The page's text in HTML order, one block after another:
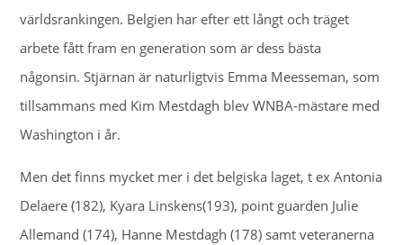
världsrankingen. Belgien har efter ett långt och träget
arbete fått fram en generation som är dess bästa
någonsin. Stjärnan är naturligtvis Emma Meesseman, som
tillsammans med Kim Mestdagh blev WNBA-mästare med
Washington i år.
Men det finns mycket mer i det belgiska laget, t ex Antonia
Delaere (182), Kyara Linskens(193), point guarden Julie
Allemand (174), Hanne Mestdagh (178) samt veteranerna